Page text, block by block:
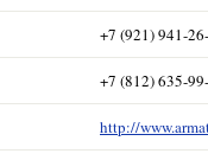
+7 (921) 941-
+7 (812) 635-
http://